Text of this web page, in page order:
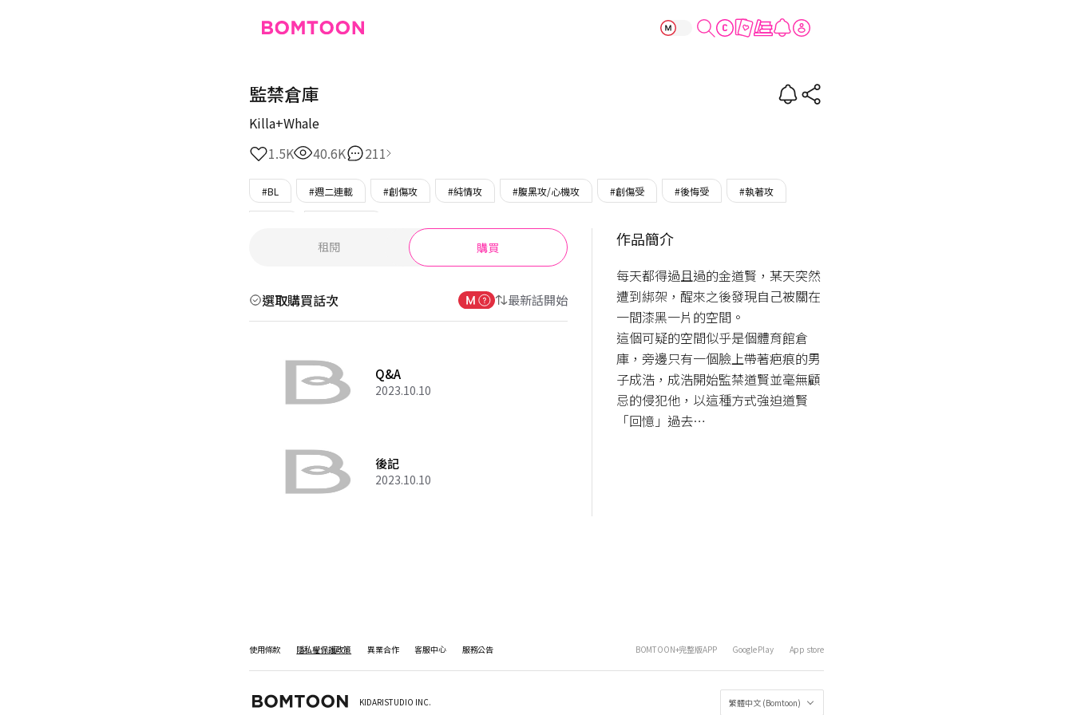
監禁倉庫
Killa+Whale
1.5K
40.6K 211
#BL #週二連載 #創傷攻 #純情攻 #腹黑攻/心機攻 #創傷受 #後悔受 #執著攻
租閱 購買
選取購買話次 最新話開始
Q&A
2023.10.10
後記
2023.10.10
作品簡介
每天都得過且過的金道賢，某天突然
遭到綁架，醒來之後發現自己被關在
一間漆黑一片的空間。
這個可疑的空間似乎是個體育館倉
庫，旁邊只有一個臉上帶著疤痕的男
子成浩，成浩開始監禁道賢並毫無顧
忌的侵犯他，以這種方式強迫道賢
「回憶」過去…
使用條款 隱私權保護政策 異業合作 客服中心 服務公告 BOMTOON+完整版APP Google Play App store
繁體中文 (Bomtoon)
KIDARISTUDIO INC.